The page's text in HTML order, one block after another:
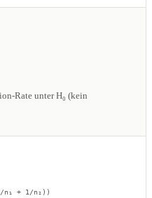
Rate unter H₀ (kein
n₁ + 1/n₂))